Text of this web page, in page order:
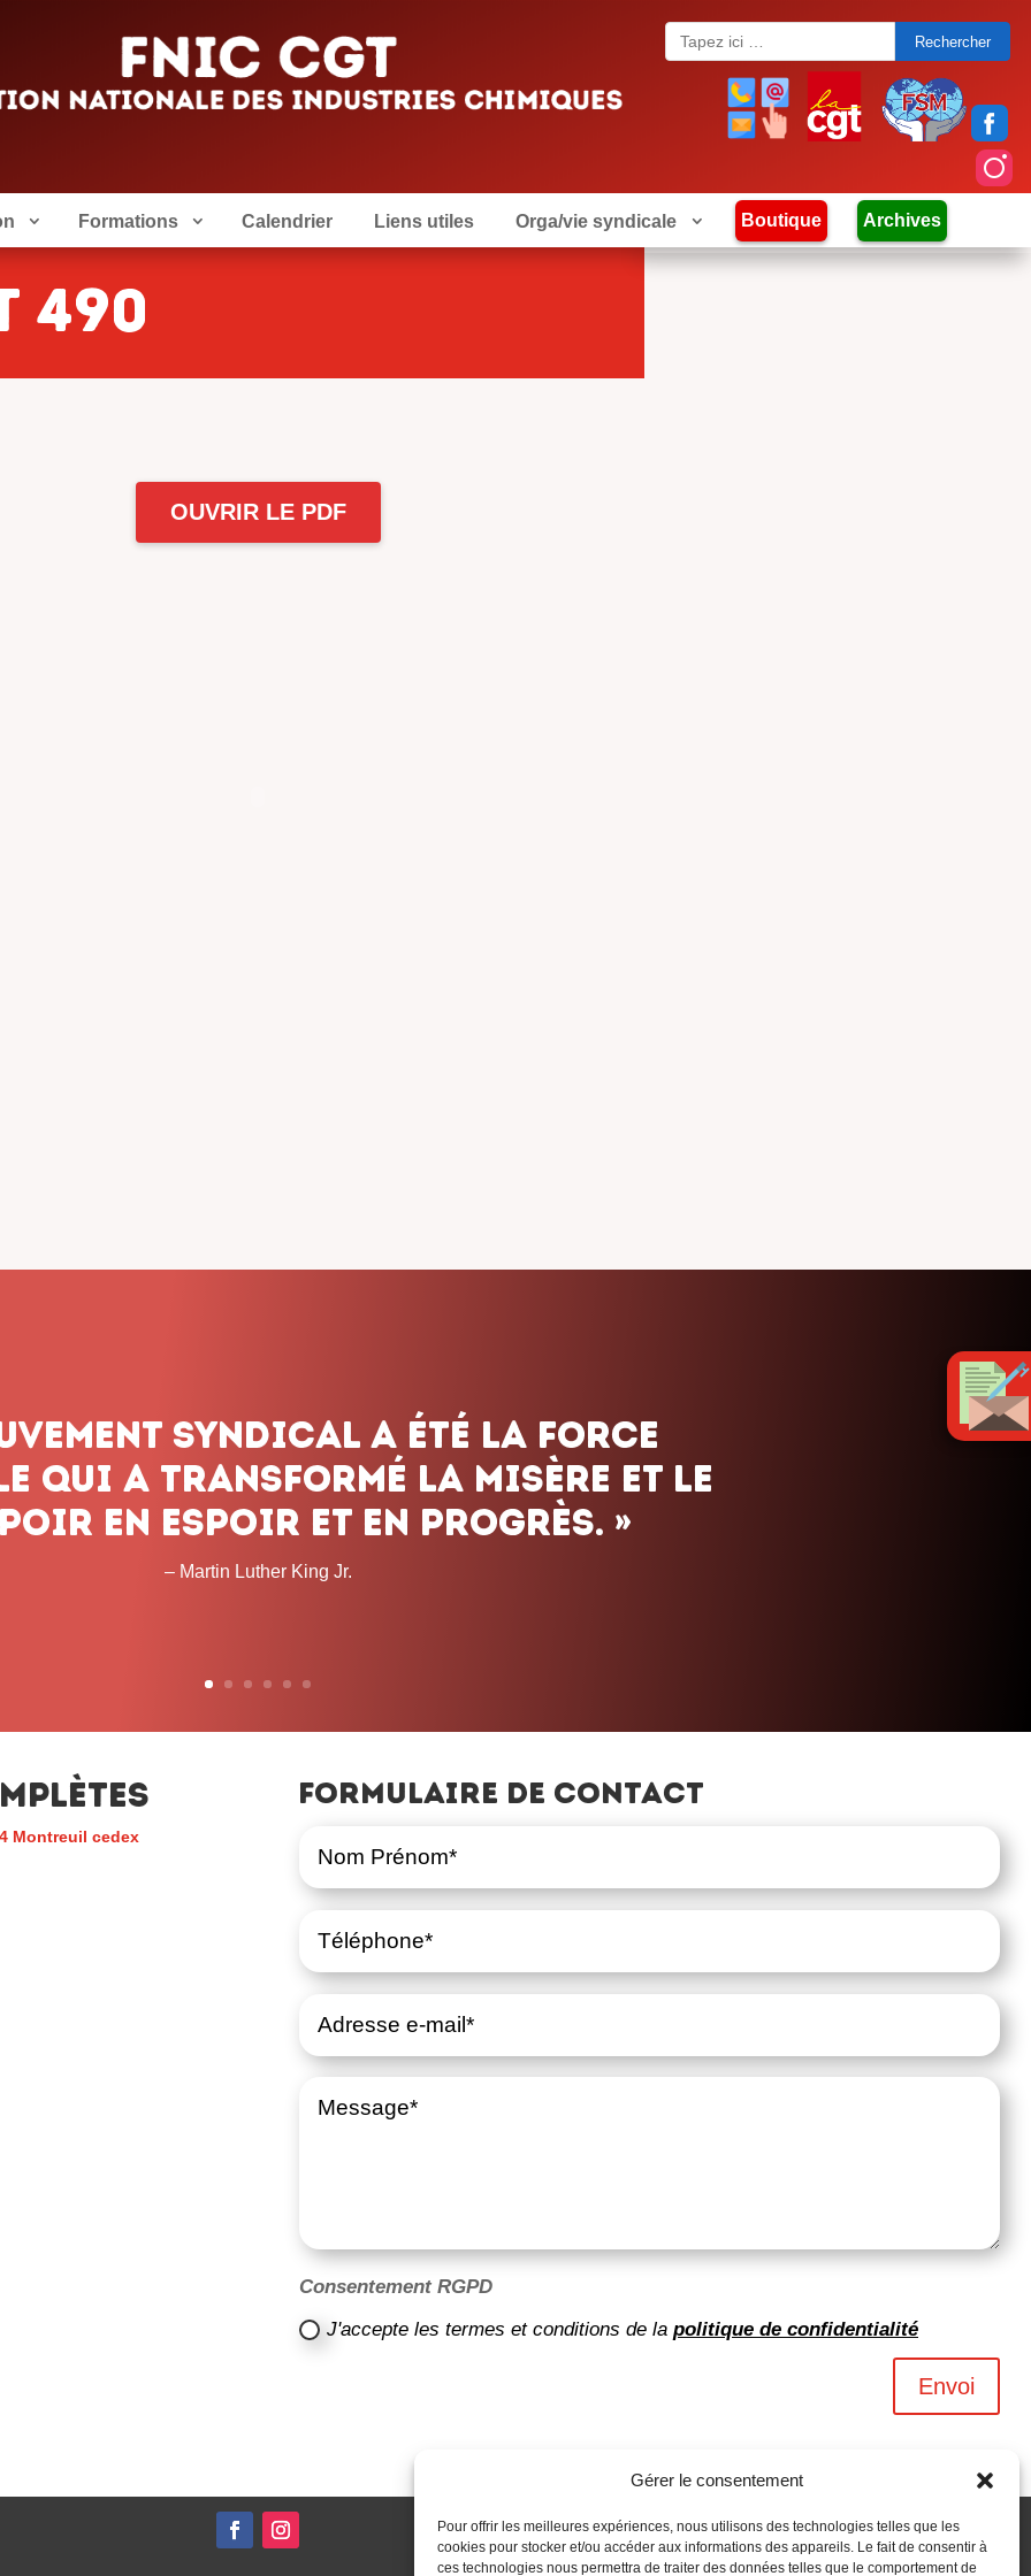
Gérer le consentement
Pour offrir les meilleures expériences, nous utilisons des technologies telles que les
cookies pour stocker et/ou accéder aux informations des appareils. Le fait de consentir à
ces technologies nous permettra de traiter des données telles que le comportement de
Search
for:
Formations Calendrier Liens utiles Orga/vie syndicale Boutique Archives
490
OUVRIR LE PDF
Montreuil cedex
Formulaire de contact
Consentement RGPD
J'accepte les termes et conditions de la politique de confidentialité
Envoi